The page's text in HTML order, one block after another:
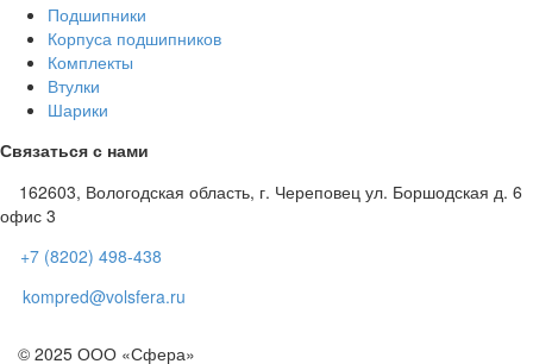
Подшипники
Корпуса подшипников
Комплекты
Втулки
Шарики
Связаться с нами
162603, Вологодская область, г. Череповец ул. Боршодская д. 6
офис 3
+7 (8202) 498-438
kompred@volsfera.ru
© 2025 ООО «Сфера»